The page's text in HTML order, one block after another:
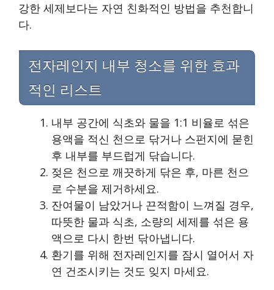
강한 세제보다는 자연 친화적인 방법을 추천합니
다.
전자레인지 내부 청소를 위한 효과
적인 리스트
내부 공간에 식초와 물을 1:1 비율로 섞은
용액을 적신 천으로 닦거나 스펀지에 묻힌
후 내부를 부드럽게 닦습니다.
젖은 천으로 깨끗하게 닦은 후, 마른 천으
로 수분을 제거하세요.
잔여물이 남았거나 끈적함이 느껴질 경우,
따뜻한 물과 식초, 소량의 세제를 섞은 용
액으로 다시 한번 닦아냅니다.
환기를 위해 전자레인지를 잠시 열어서 자
연 건조시키는 것도 잊지 마세요.